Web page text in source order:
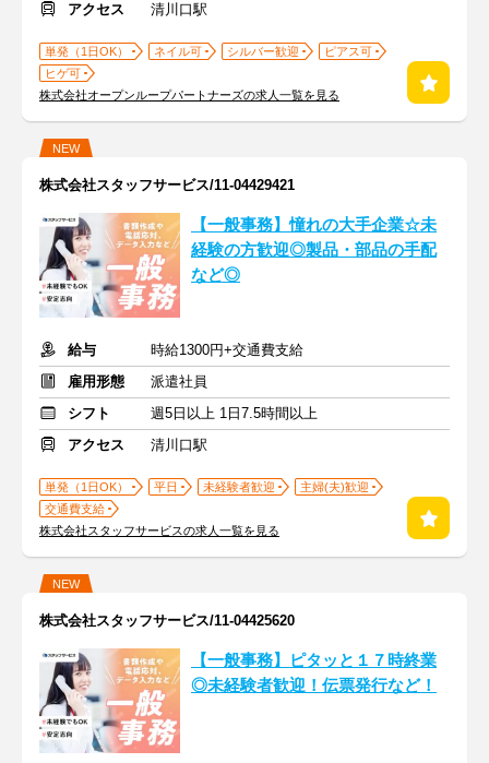
アクセス
清川口駅
単発（1日OK） ネイル可 シルバー歓迎
ピアス可
ヒゲ可
株式会社オープンループパートナーズの求人一覧を見る
NEW
株式会社スタッフサービス/11-04429421
【一般事務】憧れの大手企業☆未
経験の方歓迎◎製品・部品の手配
など◎
給与
時給1300円+交通費支給
雇用形態
派遣社員
シフト
週5日以上 1日7.5時間以上
アクセス
清川口駅
単発（1日OK） 平日 未経験者歓迎
主婦(夫)歓迎
交通費支給
株式会社スタッフサービスの求人一覧を見る
NEW
株式会社スタッフサービス/11-04425620
【一般事務】ピタッと１７時終業
◎未経験者歓迎！伝票発行など！